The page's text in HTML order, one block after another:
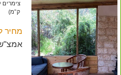
ק"מ)
מחיר